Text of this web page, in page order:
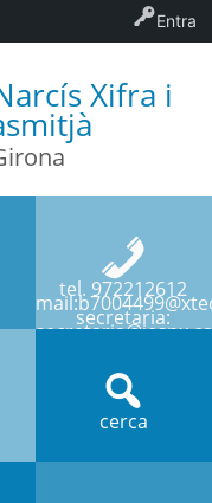
Xifra i
tel. 972212612
secretaria:
cerca
Entra